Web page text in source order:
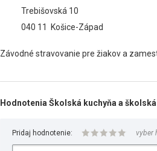
Trebišovská 10
040 11
Košice-Západ
Závodné stravovanie pre žiakov a
Hodnotenia Školská kuchyňa a
Pridaj hodnotenie: vyber